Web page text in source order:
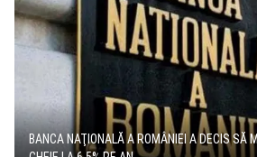
BANCA NAŢIONALĂ A ROMÂNIEI A DECIS SĂ